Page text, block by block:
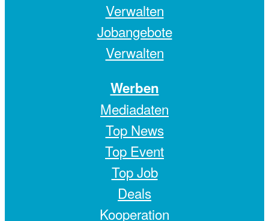
Verwalten
Jobangebote
Verwalten
Werben
Mediadaten
Top News
Top Event
Top Job
Deals
Kooperation